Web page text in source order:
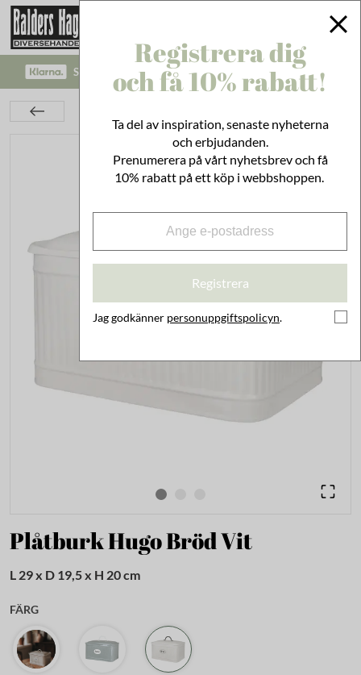
SÄKRA BETALNINGAR MED KLARNA CHECKOUT!
Plåtburk Hugo Bröd Vit
L 29 x D 19,5 x H 20 cm
FÄRG
Registrera dig
och få 10% rabatt!
Ta del av inspiration, senaste nyheterna
och erbjudanden.
Prenumerera på vårt nyhetsbrev och få
10% rabatt på ett köp i webbshoppen.
Registrera
Jag godkänner personuppgiftspolicyn.